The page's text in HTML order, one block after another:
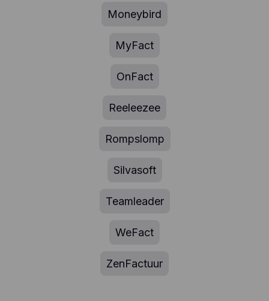
Moneybird
MyFact
OnFact
Reeleezee
Rompslomp
Silvasoft
Teamleader
WeFact
ZenFactuur